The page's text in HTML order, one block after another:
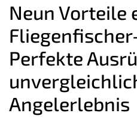
Neun Vorteile
Perfekte
Angelerlebnis